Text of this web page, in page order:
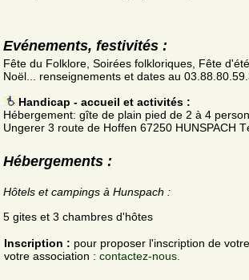
Evénements, festivités :
Fête du Folklore, Soirées folkloriques, Fête
Noël... renseignements et dates au
Handicap - accueil et activités :
Hébergement: gîte de plain pied de 2 à 4
Ungerer 3 route de Hoffen 67250 HUNSPACH
Hébergements :
Hôtels et campings à Hunspach :
5 gites et 3 chambres d'hôtes
Inscription : pour proposer l'inscription de
votre association : contactez-nous.